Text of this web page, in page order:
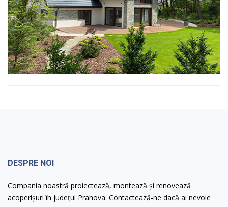
DESPRE NOI
Compania noastră proiectează, montează și renovează
acoperișuri în județul Prahova. Contactează-ne dacă ai nevoie